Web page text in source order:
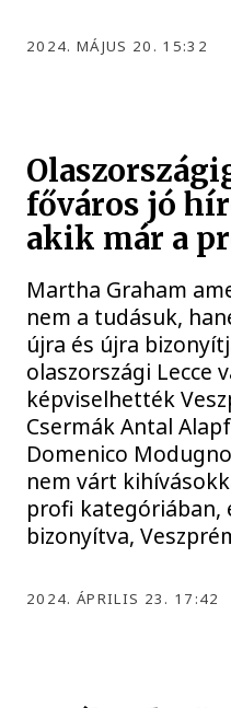
2024. MÁJUS 20. 15:32
főváros jó
akik már a
Martha Graham
nem a tudásuk,
újra és újra
olaszországi
képviselhették
Csermák Antal
Domenico
nem várt
profi
bizonyítva,
2024. ÁPRILIS 23. 17:42